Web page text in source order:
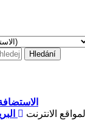
الانترنت